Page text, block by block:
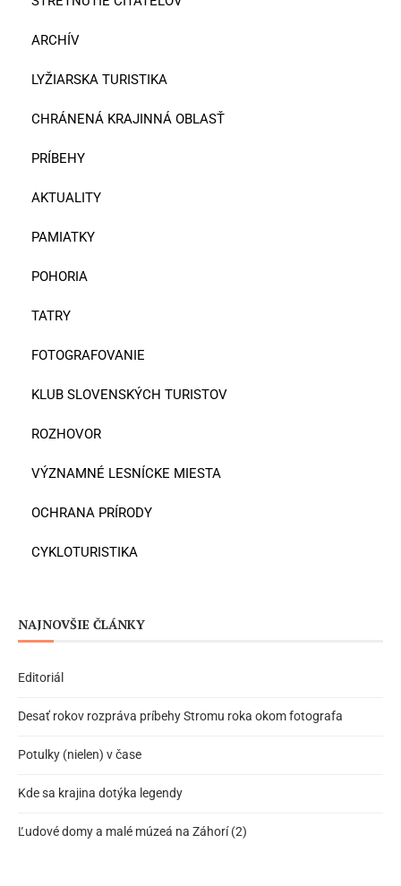
ARCHÍV
LYŽIARSKA TURISTIKA
CHRÁNENÁ KRAJINNÁ OBLASŤ
PRÍBEHY
AKTUALITY
PAMIATKY
POHORIA
TATRY
FOTOGRAFOVANIE
KLUB SLOVENSKÝCH TURISTOV
ROZHOVOR
VÝZNAMNÉ LESNÍCKE MIESTA
OCHRANA PRÍRODY
CYKLOTURISTIKA
NAJNOVŠIE ČLÁNKY
Editoriál
Desať rokov rozpráva príbehy Stromu roka okom fotografa
Potulky (nielen) v čase
Kde sa krajina dotýka legendy
Ľudové domy a malé múzeá na Záhorí (2)